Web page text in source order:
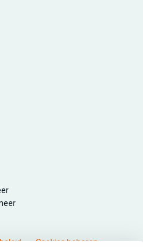
DNV iso/iec 27001
Cookies beheren